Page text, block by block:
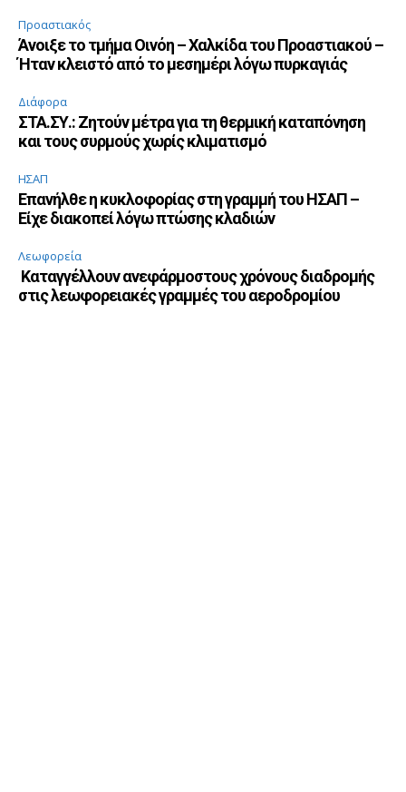
Προαστιακός
Άνοιξε το τμήμα Οινόη – Χαλκίδα του Προαστιακού –
Ήταν κλειστό από το μεσημέρι λόγω πυρκαγιάς
Διάφορα
ΣΤΑ.ΣΥ.: Ζητούν μέτρα για τη θερμική καταπόνηση
και τους συρμούς χωρίς κλιματισμό
ΗΣΑΠ
Επανήλθε η κυκλοφορίας στη γραμμή του ΗΣΑΠ –
Είχε διακοπεί λόγω πτώσης κλαδιών
Λεωφορεία
Καταγγέλλουν ανεφάρμοστους χρόνους διαδρομής
στις λεωφορειακές γραμμές του αεροδρομίου